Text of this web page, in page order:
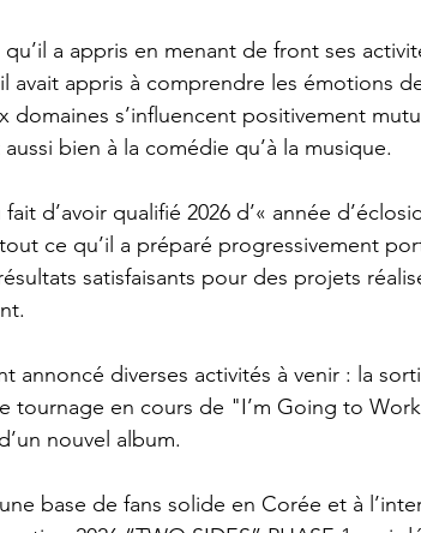
a appris en menant de front ses
avait appris à comprendre les émotions
domaines s’influencent positivement
bien à la comédie qu’à la musique.
d’avoir qualifié 2026 d’« année
ce qu’il a préparé progressivement
satisfaisants pour des projets
annoncé diverses activités à venir : la
tournage en cours de "I’m Going to
nouvel album.
base de fans solide en Corée et à